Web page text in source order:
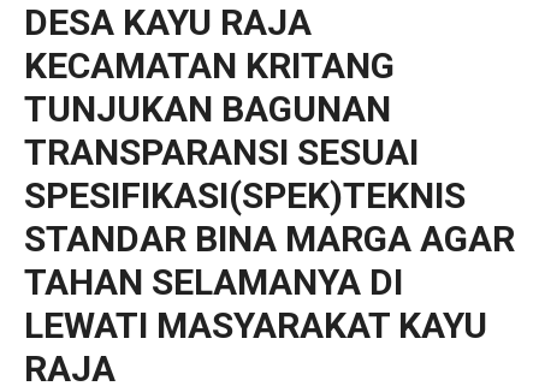
DESA KAYU RAJA
KECAMATAN KRITANG
TUNJUKAN BAGUNAN
TRANSPARANSI SESUAI
SPESIFIKASI(SPEK)TEKNIS
STANDAR BINA MARGA AGAR
TAHAN SELAMANYA DI
LEWATI MASYARAKAT KAYU
RAJA